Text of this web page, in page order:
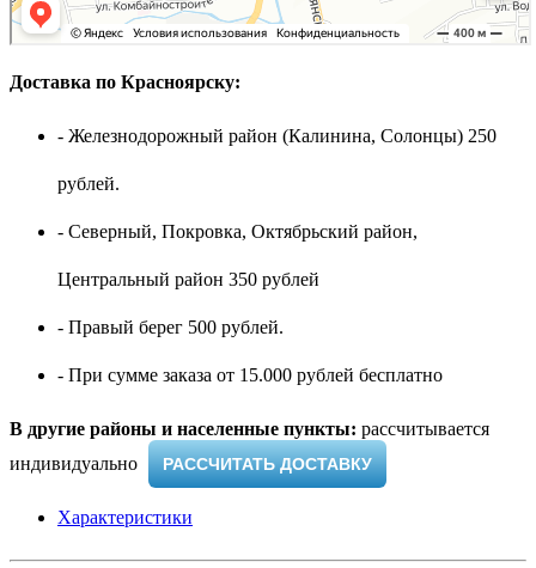
Доставка по Красноярску:
- Железнодорожный район (Калинина, Солонцы) 250
рублей.
- Северный, Покровка, Октябрьский район,
Центральный район 350 рублей
- Правый берег 500 рублей.
- При сумме заказа от 15.000 рублей бесплатно
В другие районы и населенные пункты: рассчитывается
индивидуально ​
РАССЧИТАТЬ ДОСТАВКУ
Характеристики